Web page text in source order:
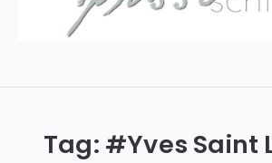
Tag: #Yves Saint